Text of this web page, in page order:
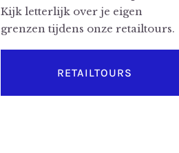
Kijk letterlijk over je eigen
grenzen tijdens onze retailtours.
RETAILTOURS